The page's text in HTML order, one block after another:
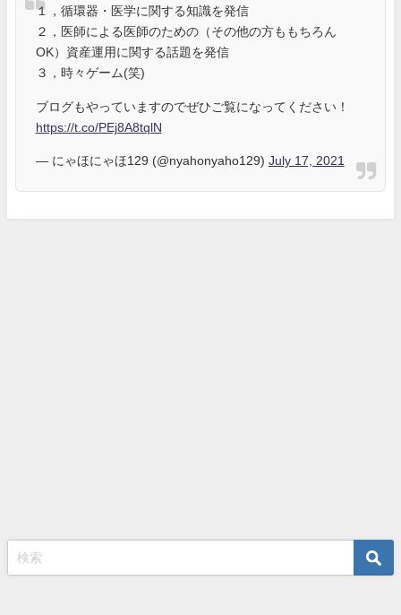
１，循環器・医学に関する知識を発信
２，医師による医師のための（その他の方ももちろん
OK）資産運用に関する話題を発信
３，時々ゲーム(笑)
ブログもやっていますのでぜひご覧になってください！
https://t.co/PEj8A8tqlN
— にゃほにゃほ129 (@nyahonyaho129) July 17, 2021